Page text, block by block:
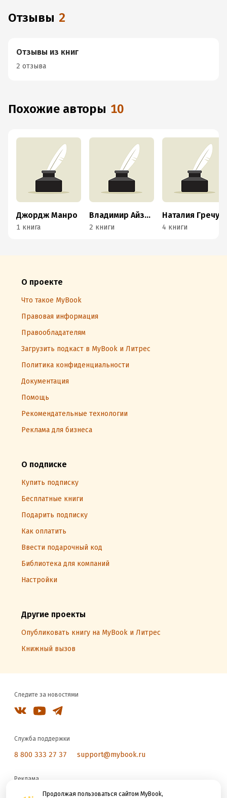
Продолжая пользоваться сайтом MyBook,
Отзывы 2
Отзывы из книг
2 отзыва
Похожие авторы 10
Джордж Манро
1 книга
Владимир Айзенштадт
2 книги
Наталия Гречук
4 книги
О проекте
Что такое MyBook
Правовая информация
Правообладателям
Загрузить подкаст в MyBook и Литрес
Политика конфиденциальности
Документация
Помощь
Рекомендательные технологии
Реклама для бизнеса
О подписке
Купить подписку
Бесплатные книги
Подарить подписку
Как оплатить
Ввести подарочный код
Библиотека для компаний
Настройки
Другие проекты
Опубликовать книгу на MyBook и Литрес
Книжный вызов
Следите за новостями
Служба поддержки
8 800 333 27 37 support@mybook.ru
Реклама
reklama@litres.ru